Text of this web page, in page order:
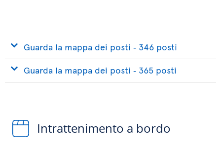
Guarda la mappa dei posti ‐ 346 posti
Guarda la mappa dei posti ‐ 365 posti
Intrattenimento a bordo